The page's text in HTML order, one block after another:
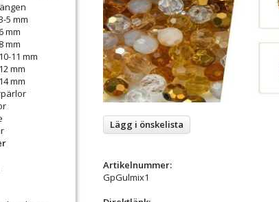
5 mm
mm
mm
11 mm
mm
mm
Lägg i önskelista
Artikelnummer:
GpGulmix1